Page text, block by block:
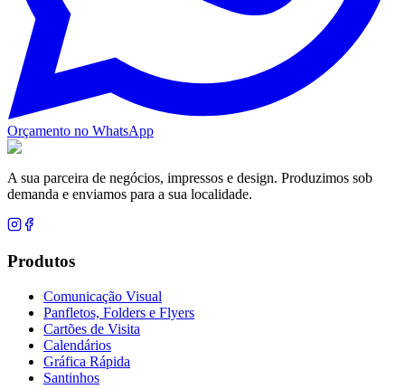
Orçamento no WhatsApp
A sua parceira de negócios, impressos e design. Produzimos sob
demanda e enviamos para a sua localidade.
Produtos
Comunicação Visual
Panfletos, Folders e Flyers
Cartões de Visita
Calendários
Gráfica Rápida
Santinhos